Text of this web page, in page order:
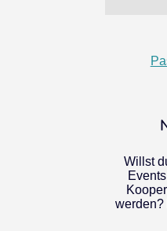
Willst
werden?